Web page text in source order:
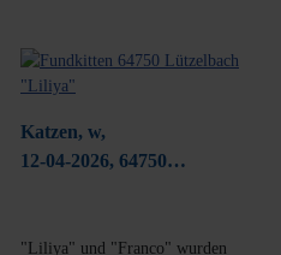
Katzen, w,
12-04-2026, 64750
"Liliya" und "Franco" wurden